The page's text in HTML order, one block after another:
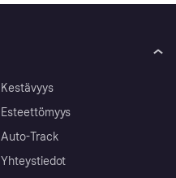
Kestävyys
Esteettömyys
Auto-Track
Yhteystiedot